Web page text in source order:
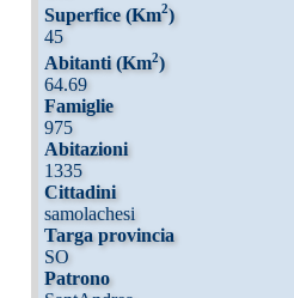
Superfice (Km2)
45
Abitanti (Km2)
64.69
Famiglie
975
Abitazioni
1335
Cittadini
samolachesi
Targa provincia
SO
Patrono